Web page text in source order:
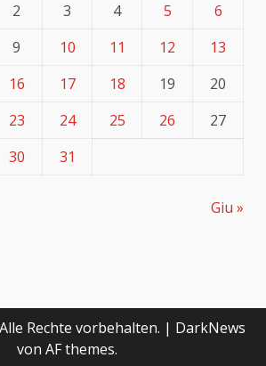
2 3 4 5
6
9 10 11 12
13
16 17 18 19
20
23 24 25 26
27
30 31
Giu »
Rechte vorbehalten. | DarkNews
von AF themes.